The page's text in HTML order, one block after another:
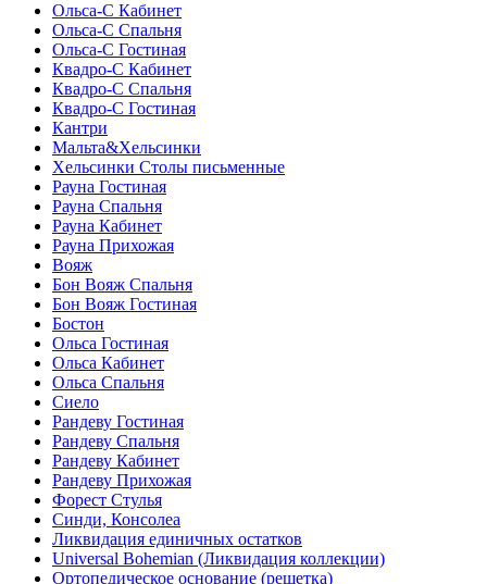
Ольса-С Кабинет
Ольса-С Спальня
Ольса-С Гостиная
Квадро-С Кабинет
Квадро-С Спальня
Квадро-С Гостиная
Кантри
Мальта&Хельсинки
Хельсинки Столы письменные
Рауна Гостиная
Рауна Спальня
Рауна Кабинет
Рауна Прихожая
Вояж
Бон Вояж Спальня
Бон Вояж Гостиная
Бостон
Ольса Гостиная
Ольса Кабинет
Ольса Спальня
Сиело
Рандеву Гостиная
Рандеву Спальня
Рандеву Кабинет
Рандеву Прихожая
Форест Стулья
Синди, Консолеа
Ликвидация единичных остатков
Universal Bohemian (Ликвидация коллекции)
Ортопедическое основание (решетка)